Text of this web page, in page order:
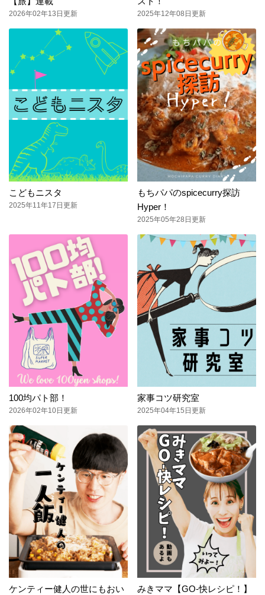
2026年02年13日更新 2025年12年08日更新
こどもニスタ
2025年11年17日更新
もちパパのspicecurry探訪
Hyper！
2025年05年28日更新
100均パト部！
2026年02年10日更新
家事コツ研究室
2025年04年15日更新
ケンティー健人の世にもおい
みきママ【GO-快レシピ！】